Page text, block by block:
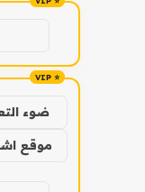
ضوء
موقع